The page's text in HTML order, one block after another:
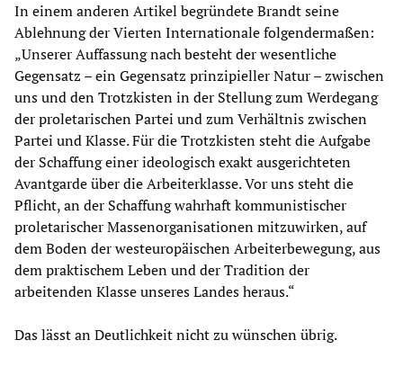
In einem anderen Artikel begründete Brandt seine
Ablehnung der Vierten Internationale folgendermaßen:
„Unserer Auffassung nach besteht der wesentliche
Gegensatz – ein Gegensatz prinzipieller Natur – zwischen
uns und den Trotzkisten in der Stellung zum Werdegang
der proletarischen Partei und zum Verhältnis zwischen
Partei und Klasse. Für die Trotzkisten steht die Aufgabe
der Schaffung einer ideologisch exakt ausgerichteten
Avantgarde über die Arbeiterklasse. Vor uns steht die
Pflicht, an der Schaffung wahrhaft kommunistischer
proletarischer Massenorganisationen mitzuwirken, auf
dem Boden der westeuropäischen Arbeiterbewegung, aus
dem praktischem Leben und der Tradition der
arbeitenden Klasse unseres Landes heraus.“
Das lässt an Deutlichkeit nicht zu wünschen übrig.